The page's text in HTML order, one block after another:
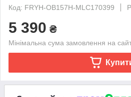
Код: FRYH-OB157H-MLC170399
5 390 ₴
Мінімальна сума замовлення на